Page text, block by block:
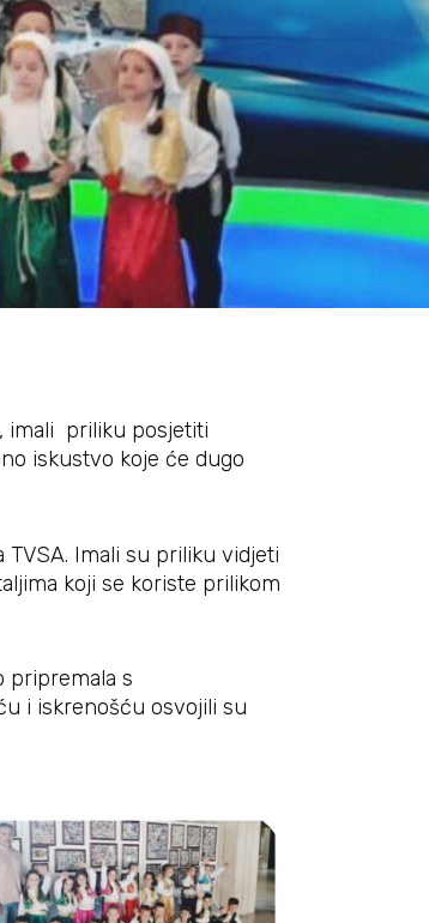
imali priliku posjetiti
iskustvo koje će dugo
Imali su priliku vidjeti
koji se koriste prilikom
pripremala s
i iskrenošću osvojili su